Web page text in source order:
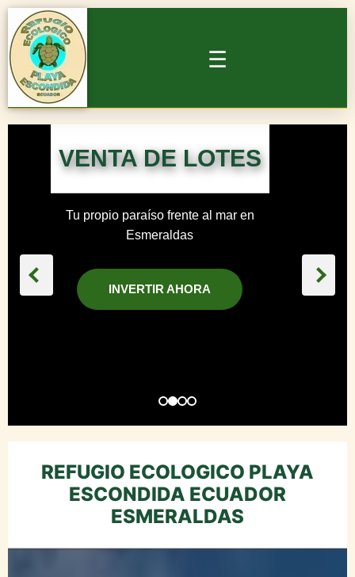
☰
HOSPEDAJE
LOTES EN VENTA
ACTIVIDADES▼
RESERVAR
VENTA DE LOTES
Tu propio paraíso frente al mar en
Esmeraldas
INVERTIR AHORA
REFUGIO ECOLOGICO PLAYA
ESCONDIDA ECUADOR
ESMERALDAS